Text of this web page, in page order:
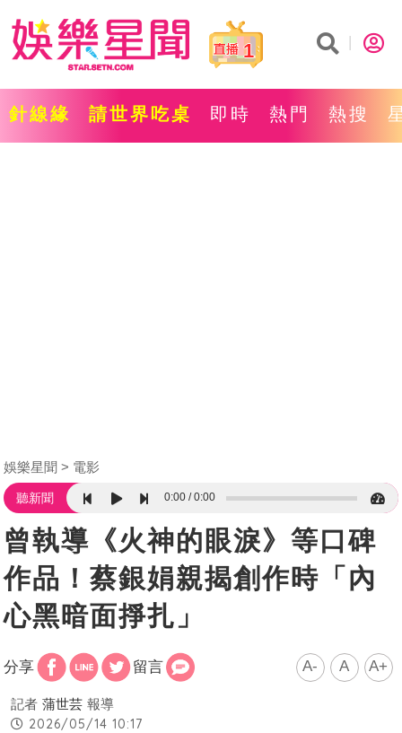
1
針線緣 請世界吃桌 即時 熱門 熱搜
娛樂星聞 電影
聽新聞 0:00 0:00
曾執導《火神的眼淚》等口碑
作品！蔡銀娟親揭創作時「內
心黑暗面掙扎」
分享 留言 A- A A+
記者 蒲世芸 報導
2026/05/14 10:17